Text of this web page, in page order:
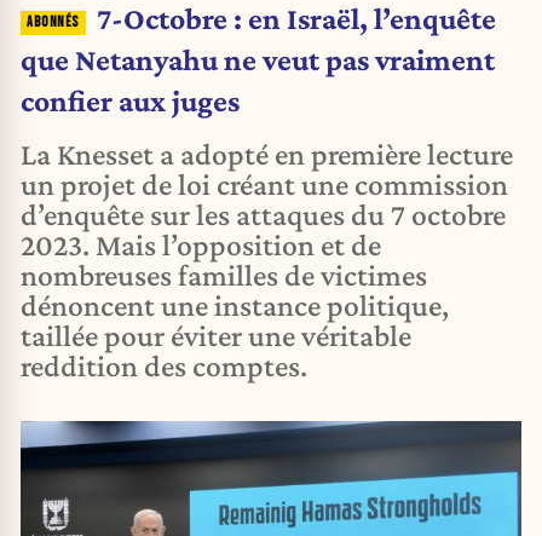
confier aux juges
7-Octobre : en Israël, l’enquête
que Netanyahu ne veut pas vraiment
confier aux juges
La Knesset a adopté en première lecture
un projet de loi créant une commission
d’enquête sur les attaques du 7 octobre
2023. Mais l’opposition et de
nombreuses familles de victimes
dénoncent une instance politique,
taillée pour éviter une véritable
reddition des comptes.